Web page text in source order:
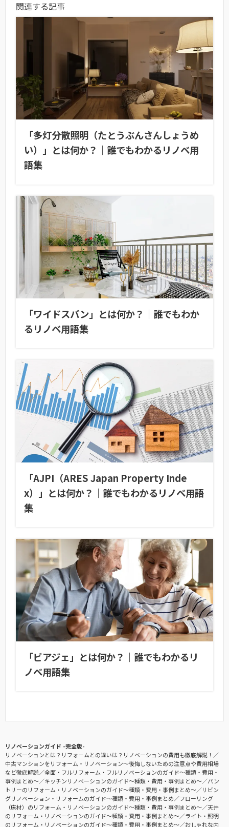
関連する記事
「多灯分散照明（たとうぶんさんしょうめ
い）」とは何か？｜誰でもわかるリノベ用
語集
「ワイドスパン」とは何か？｜誰でもわか
るリノベ用語集
「AJPI（ARES Japan Property Inde
x）」とは何か？｜誰でもわかるリノベ用語
集
「ビアジェ」とは何か？｜誰でもわかるリ
ノベ用語集
リノベーションガイド -完全版-
リノベーションとは？リフォームとの違いは？リノベーションの費用も徹底解説！
中古マンションをリフォーム・リノベーション〜後悔しないための注意点や費用相場
など徹底解説
全面・フルリフォーム・フルリノベーションのガイド〜種類・費用・
事例まとめ〜
キッチンリノベーションのガイド〜種類・費用・事例まとめ〜
パン
トリーのリフォーム・リノベーションのガイド〜種類・費用・事例まとめ〜
リビン
グリノベーション・リフォームのガイド〜種類・費用・事例まとめ
フローリング
（床材）のリフォーム・リノベーションのガイド〜種類・費用・事例まとめ〜
天井
のリフォーム・リノベーションのガイド〜種類・費用・事例まとめ〜
ライト・照明
のリフォーム・リノベーションのガイド〜種類・費用・事例まとめ〜
おしゃれな内